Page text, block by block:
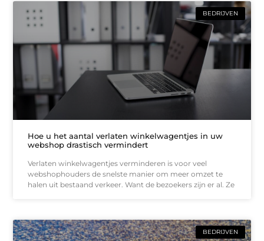
BEDRIJVEN
Hoe u het aantal verlaten winkelwagentjes in uw
webshop drastisch vermindert
Verlaten winkelwagentjes verminderen is voor veel
webshophouders de snelste manier om meer omzet te
halen uit bestaand verkeer. Want de bezoekers zijn er al. Ze
BEDRIJVEN